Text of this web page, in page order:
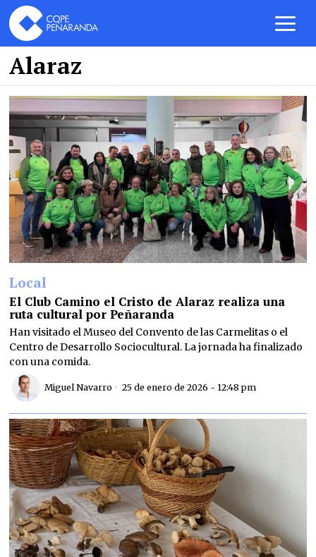
Alaraz
Local
El Club Camino el Cristo de Alaraz realiza una
ruta cultural por Peñaranda
Han visitado el Museo del Convento de las Carmelitas o el
Centro de Desarrollo Sociocultural. La jornada ha finalizado
con una comida.
Miguel Navarro 25 de enero de 2026 - 12:48 pm